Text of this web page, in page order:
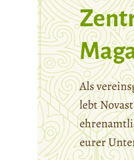
Als
lebt
eurer